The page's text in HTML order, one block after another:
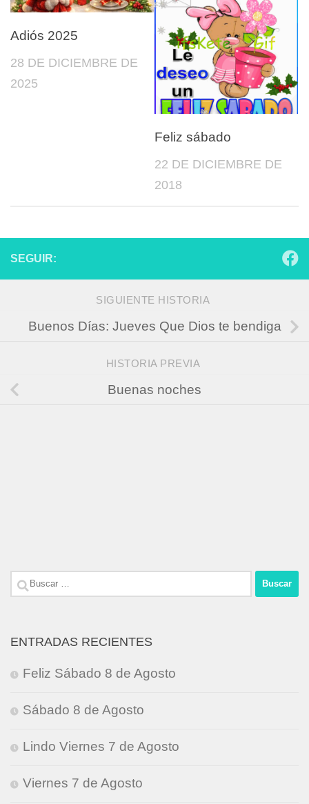
Adiós 2025
28 DE DICIEMBRE DE
2025
Feliz sábado
22 DE DICIEMBRE DE
2018
SEGUIR:
SIGUIENTE HISTORIA
Buenos Días: Jueves Que Dios te bendiga
HISTORIA PREVIA
Buenas noches
Buscar:
ENTRADAS RECIENTES
Feliz Sábado 8 de Agosto
Sábado 8 de Agosto
Lindo Viernes 7 de Agosto
Viernes 7 de Agosto